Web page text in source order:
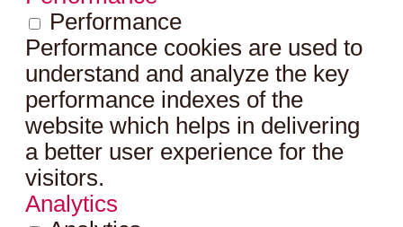
Performance
Performance cookies are used to
understand and analyze the key
performance indexes of the
website which helps in delivering
a better user experience for the
visitors.
Analytics